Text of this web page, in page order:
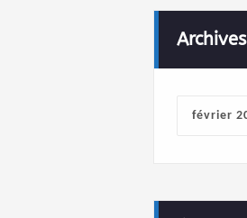
Archives